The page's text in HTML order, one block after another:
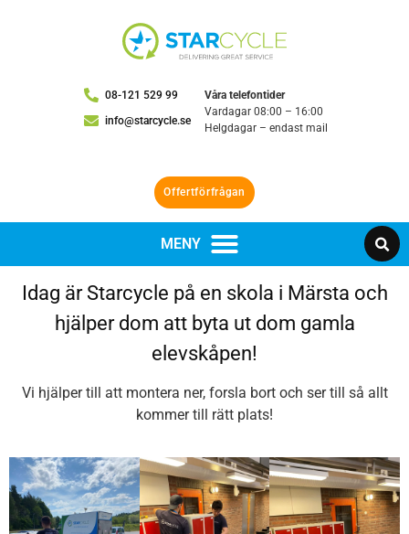
08-121 529 99
info@starcycle.se
Våra telefontider
Vardagar 08:00 – 16:00
Helgdagar – endast mail
Offertförfrågan
Idag är Starcycle på en skola i Märsta och
hjälper dom att byta ut dom gamla
elevskåpen!
Vi hjälper till att montera ner, forsla bort och ser till så allt
kommer till rätt plats!